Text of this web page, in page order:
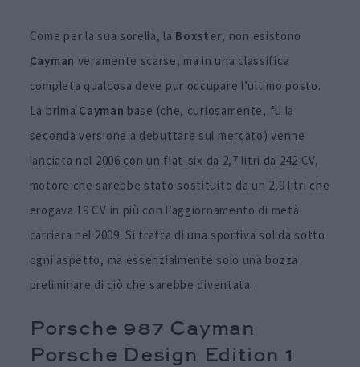
Come per la sua sorella, la Boxster, non esistono
Cayman veramente scarse, ma in una classifica
completa qualcosa deve pur occupare l’ultimo posto.
La prima Cayman base (che, curiosamente, fu la
seconda versione a debuttare sul mercato) venne
lanciata nel 2006 con un flat-six da 2,7 litri da 242 CV,
motore che sarebbe stato sostituito da un 2,9 litri che
erogava 19 CV in più con l’aggiornamento di metà
carriera nel 2009. Si tratta di una sportiva solida sotto
ogni aspetto, ma essenzialmente solo una bozza
preliminare di ciò che sarebbe diventata.
Porsche 987 Cayman
Porsche Design Edition 1